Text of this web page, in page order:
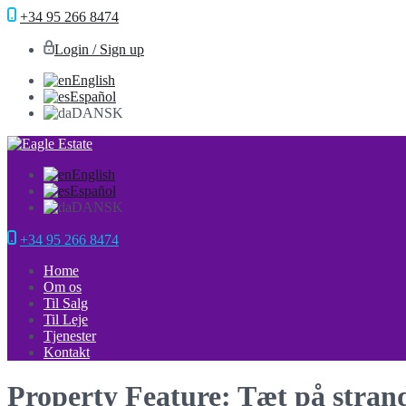
+34 95 266 8474
Login / Sign up
English
Español
DANSK
English
Español
DANSK
+34 95 266 8474
Home
Om os
Til Salg
Til Leje
Tjenester
Kontakt
Property Feature: Tæt på